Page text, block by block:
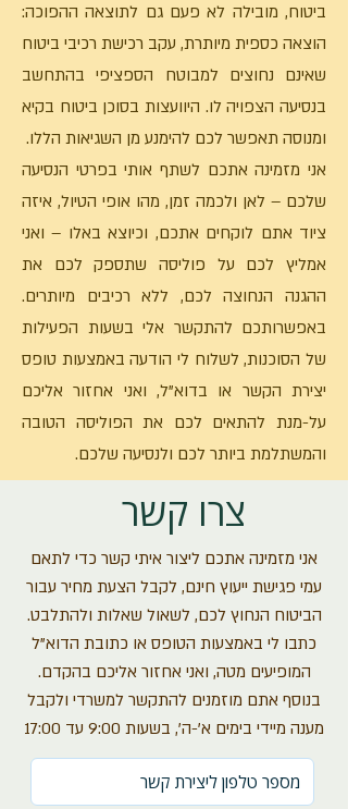
ביטוח, מובילה לא פעם גם לתוצאה ההפוכה:
הוצאה כספית מיותרת, עקב רכישת רכיבי ביטוח
שאינם נחוצים למבוטח הספציפי בהתחשב
בנסיעה הצפויה לו. היוועצות בסוכן ביטוח בקיא
ומנוסה תאפשר לכם להימנע מן השגיאות הללו.
אני מזמינה אתכם לשתף אותי בפרטי הנסיעה
שלכם – לאן ולכמה זמן, מהו אופי הטיול, איזה
ציוד אתם לוקחים אתכם, וכיוצא באלו – ואני
אמליץ לכם על פוליסה שתספק לכם את
ההגנה הנחוצה לכם, ללא רכיבים מיותרים.
באפשרותכם להתקשר אלי בשעות הפעילות
של הסוכנות, לשלוח לי הודעה באמצעות טופס
יצירת הקשר או בדוא"ל, ואני אחזור אליכם
על-מנת להתאים לכם את הפוליסה הטובה
והמשתלמת ביותר לכם ולנסיעה שלכם.
אני מזמינה אתכם ליצור איתי קשר כדי לתאם
עמי פגישת ייעוץ חינם, לקבל הצעת מחיר עבור
הביטוח הנחוץ לכם, לשאול שאלות ולהתלבט.
כתבו לי באמצעות הטופס או כתובת הדוא"ל
המופיעים מטה, ואני אחזור אליכם בהקדם.
בנוסף אתם מוזמנים להתקשר למשרדי ולקבל
מענה מיידי בימים א'-ה', בשעות 9:00 עד 17:00
צרו קשר